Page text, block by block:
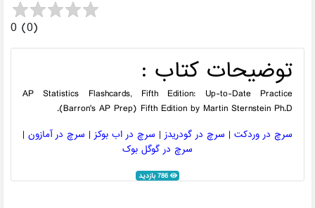
0 (0)
توضیحات کتاب :
AP Statistics Flashcards, Fifth Edition: Up-to-Date Practice
(Barron's AP Prep) Fifth Edition by Martin Sternstein Ph.D.
سرچ در وردکت| سرچ در گودریدز| سرچ در اب بوکز| سرچ در آمازون|
سرچ در گوگل بوک
786 بازدید